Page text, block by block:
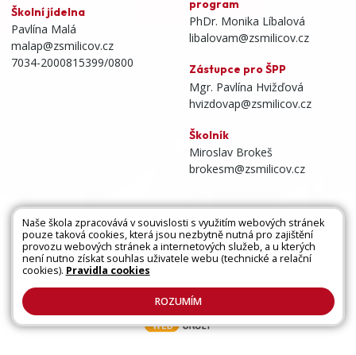
Školní jídelna
Pavlína Malá
malap@zsmilicov.cz
7034-2000815399/0800
program
PhDr. Monika Líbalová
libalovam@zsmilicov.cz
Zástupce pro ŠPP
Mgr. Pavlína Hvižďová
hvizdovap@zsmilicov.cz
Školník
Miroslav Brokeš
brokesm@zsmilicov.cz
Všechna práva vyhrazena. Copyright © 2026 |
Mapa stránek|Kontakty|Přihlásit|Prohlášení
o přístupnosti|
Naše škola zpracovává v souvislosti s využitím webových stránek
pouze taková cookies, která jsou nezbytně nutná pro zajištění
provozu webových stránek a internetových služeb, a u kterých
není nutno získat souhlas uživatele webu (technické a relační
cookies). Pravidla cookies
ROZUMÍM